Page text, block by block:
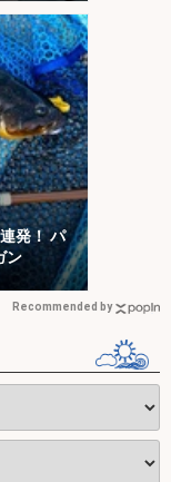
発！ パ
ン
Recommended by